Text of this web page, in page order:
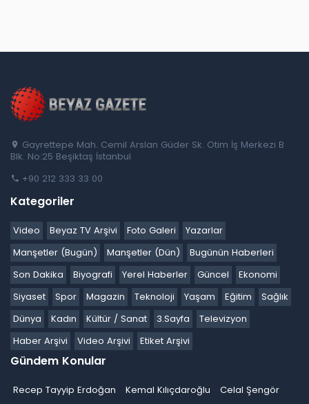
Gayrettepe Mah. Cemil Arslan Güder Sk. Otim İş Merkezi B
Blk. No:25 Beşiktaş İstanbul
+90 212 333 33 00
Kategoriler
Video Beyaz TV Arşivi Foto Galeri
Yazarlar
Manşetler (Bugün)
Manşetler (Dün)
Bugünün Haberleri
Son Dakika
Biyografi Yerel Haberler Güncel
Ekonomi
Siyaset
Spor Magazin Teknoloji Yaşam Eğitim
Sağlık
Dünya
Kadın Kültür / Sanat 3.Sayfa
Televizyon
Haber Arşivi
Video Arşivi Etiket Arşivi
Gündem Konular
Recep Tayyip Erdoğan Kemal Kılıçdaroğlu
Celal Şengör